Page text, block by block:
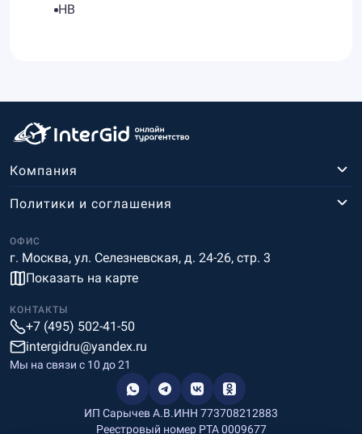
HB
Компания
ОФИС
г. Москва, ул. Селезневская, д. 24-26, стр. 3
Показать на карте
Политики и соглашения
КОНТАКТЫ
+7 (495) 502-41-50
intergidru@yandex.ru
Мы на связи c 10 до 21
ИП Сарычев А.В.ИНН 773708212883
Реестровый номер РТА 0009677